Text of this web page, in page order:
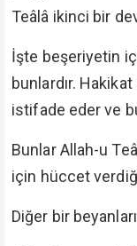
Teâlâ ikinci bir
İşte beşeriyetin
bunlardır.
istifade eder ve
Bunlar Allah-u
için hüccet
Diğer bir